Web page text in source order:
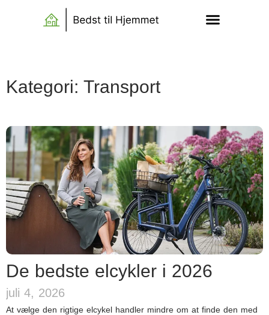
Kategori: Transport
De bedste elcykler i 2026
juli 4, 2026
At vælge den rigtige elcykel handler mindre om at finde den med